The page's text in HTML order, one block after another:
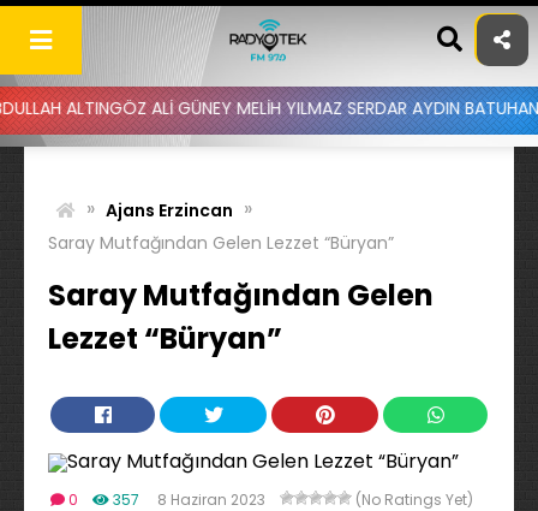
Skip
content
ALİ GÜNEY MELİH YILMAZ SERDAR AYDIN BATUHAN
» Ajans Erzincan »
Saray Mutfağından Gelen Lezzet “Büryan”
Saray Mutfağından Gelen
Lezzet “Büryan”
0 357 8 Haziran 2023 (No Ratings Yet)